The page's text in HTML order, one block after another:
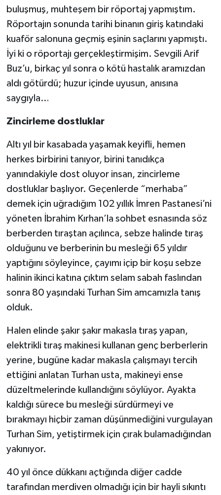
buluşmuş, muhteşem bir röportaj yapmıştım.
Röportajın sonunda tarihi binanın giriş katındaki
kuaför salonuna geçmiş eşinin saçlarını yapmıştı.
İyi ki o röportajı gerçekleştirmişim. Sevgili Arif
Buz’u, birkaç yıl sonra o kötü hastalık aramızdan
aldı götürdü; huzur içinde uyusun, anısına
saygıyla…
Zincirleme dostluklar
Altı yıl bir kasabada yaşamak keyifli, hemen
herkes birbirini tanıyor, birini tanıdıkça
yanındakiyle dost oluyor insan, zincirleme
dostluklar başlıyor. Geçenlerde “merhaba”
demek için uğradığım 102 yıllık İmren Pastanesi’ni
yöneten İbrahim Kırhan’la sohbet esnasında söz
berberden tıraştan açılınca, sebze halinde tıraş
olduğunu ve berberinin bu mesleği 65 yıldır
yaptığını söyleyince, çayımı içip bir koşu sebze
halinin ikinci katına çıktım selam sabah faslından
sonra 80 yaşındaki Turhan Sim amcamızla tanış
olduk.
Halen elinde şakır şakır makasla tıraş yapan,
elektrikli tıraş makinesi kullanan genç berberlerin
yerine, bugüne kadar makasla çalışmayı tercih
ettiğini anlatan Turhan usta, makineyi ense
düzeltmelerinde kullandığını söylüyor. Ayakta
kaldığı sürece bu mesleği sürdürmeyi ve
bırakmayı hiçbir zaman düşünmediğini vurgulayan
Turhan Sim, yetiştirmek için çırak bulamadığından
yakınıyor.
40 yıl önce dükkanı açtığında diğer cadde
tarafından merdiven olmadığı için bir hayli sıkıntı